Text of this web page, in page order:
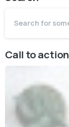
Call to action